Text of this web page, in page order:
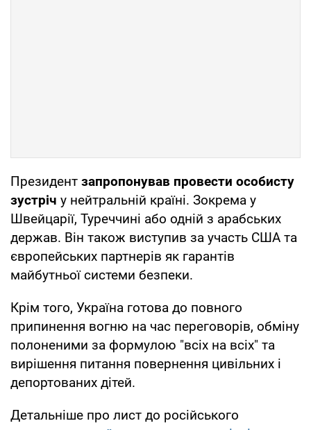
Президент запропонував провести особисту
зустріч у нейтральній країні. Зокрема у
Швейцарії, Туреччині або одній з арабських
держав. Він також виступив за участь США та
європейських партнерів як гарантів
майбутньої системи безпеки.
Крім того, Україна готова до повного
припинення вогню на час переговорів, обміну
полоненими за формулою "всіх на всіх" та
вирішення питання повернення цивільних і
депортованих дітей.
Детальніше про лист до російського